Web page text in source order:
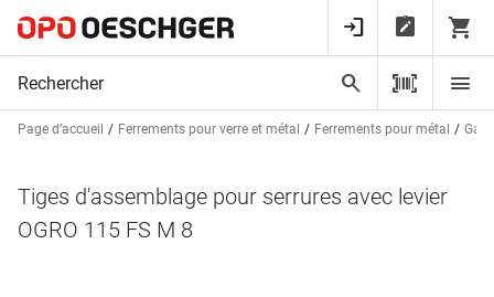
Page d’accueil Ferrements pour verre et métal Ferrements pour métal
Tiges d'assemblage pour serrures avec levier
OGRO 115 FS M 8